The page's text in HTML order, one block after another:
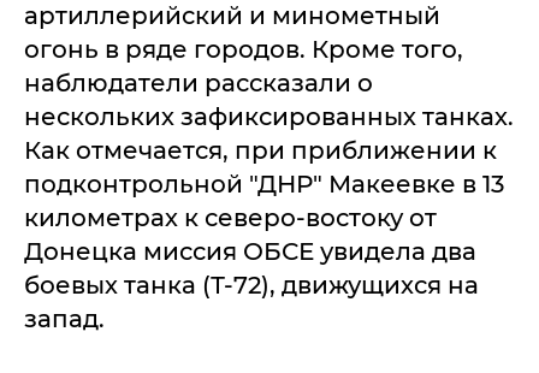
артиллерийский и минометный
огонь в ряде городов. Кроме того,
наблюдатели рассказали о
нескольких зафиксированных танках.
Как отмечается, при приближении к
подконтрольной "ДНР" Макеевке в 13
километрах к северо-востоку от
Донецка миссия ОБСЕ увидела два
боевых танка (Т-72), движущихся на
запад.